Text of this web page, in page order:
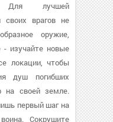
Для лучшей
своих врагов не
оружие,
- изучайте новые
локации, чтобы
душ погибших
на своей земле.
первый шаг на
Сокрушите